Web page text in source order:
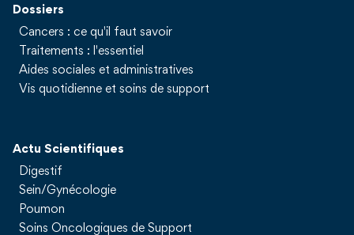
Dossiers
Cancers : ce qu'il faut savoir
Traitements : l'essentiel
Aides sociales et administratives
Vis quotidienne et soins de support
Actu Scientifiques
Digestif
Sein/Gynécologie
Poumon
Soins Oncologiques de Support